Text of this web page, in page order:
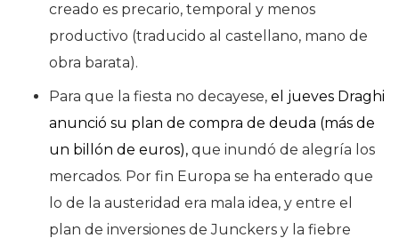
creado es precario, temporal y menos
productivo (traducido al castellano, mano de
obra barata).
Para que la fiesta no decayese, el jueves Draghi
anunció su plan de compra de deuda (más de
un billón de euros), que inundó de alegría los
mercados. Por fin Europa se ha enterado que
lo de la austeridad era mala idea, y entre el
plan de inversiones de Junckers y la fiebre